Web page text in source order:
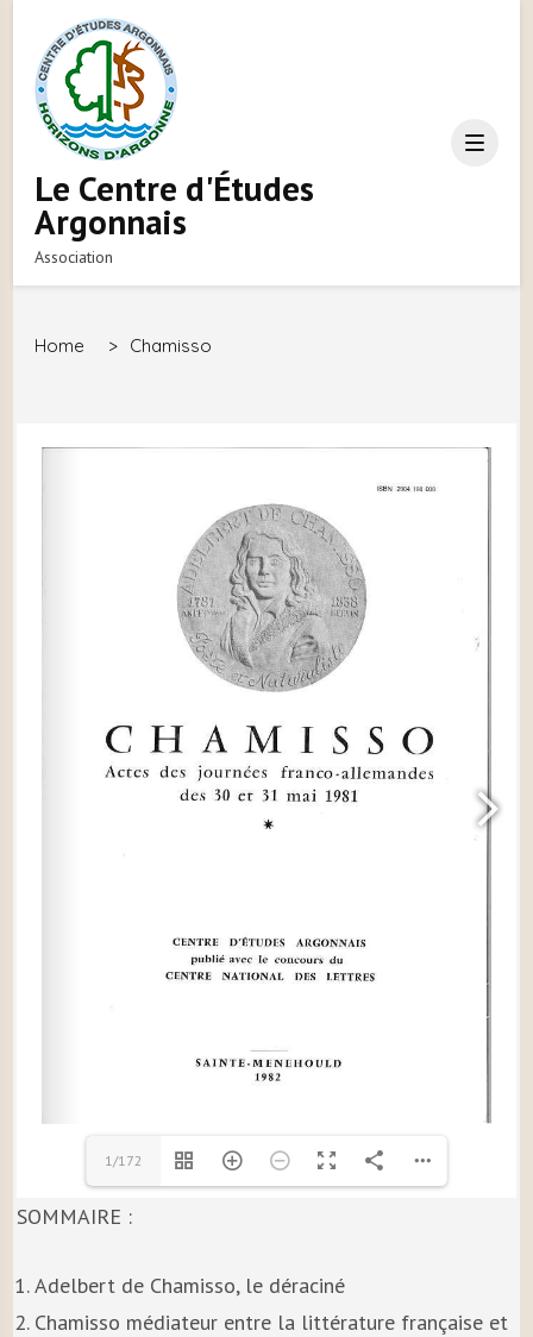
Le Centre d'Études
Argonnais
Association
Home > Chamisso
1/172
SOMMAIRE :
Adelbert de Chamisso, le déraciné
Chamisso médiateur entre la littérature française et